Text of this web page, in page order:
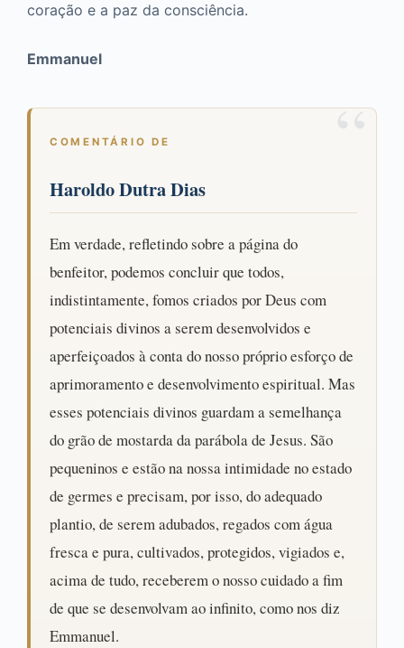
coração e a paz da consciência.
Emmanuel
COMENTÁRIO DE
Haroldo Dutra Dias
Em verdade, refletindo sobre a página do
benfeitor, podemos concluir que todos,
indistintamente, fomos criados por Deus com
potenciais divinos a serem desenvolvidos e
aperfeiçoados à conta do nosso próprio esforço de
aprimoramento e desenvolvimento espiritual. Mas
esses potenciais divinos guardam a semelhança
do grão de mostarda da parábola de Jesus. São
pequeninos e estão na nossa intimidade no estado
de germes e precisam, por isso, do adequado
plantio, de serem adubados, regados com água
fresca e pura, cultivados, protegidos, vigiados e,
acima de tudo, receberem o nosso cuidado a fim
de que se desenvolvam ao infinito, como nos diz
Emmanuel.